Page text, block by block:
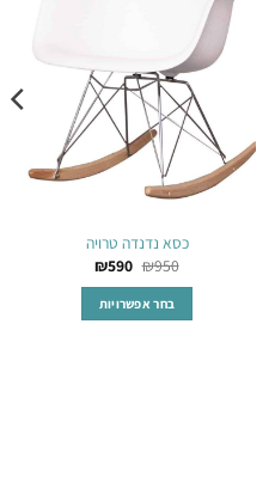
כסא נדנדה טרויה
₪950
₪590
בחר אפשרויות